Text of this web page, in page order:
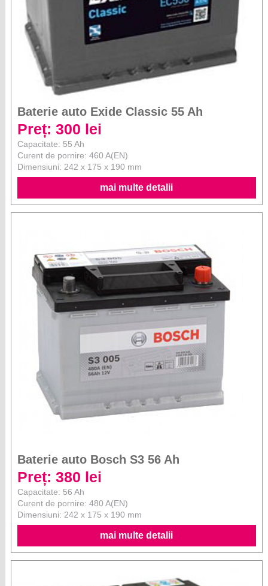
Baterie auto Exide Classic 55 Ah
Preț: 300 lei
Capacitate: 55 Ah
Curent de pornire: 460 A(EN)
Dimensiuni: 242 x 175 x 190 mm
mai multe detalii
Baterie auto Bosch S3 56 Ah
Preț: 380 lei
Capacitate: 56 Ah
Curent de pornire: 480 A(EN)
Dimensiuni: 242 x 175 x 190 mm
mai multe detalii